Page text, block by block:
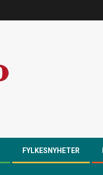
FYLKESNYHETER